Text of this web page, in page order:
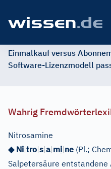
Einmalkauf versus
Software-Lizenzmodell
Wahrig
Nitrosamine
◆ Ni|tro|s|a|mi|ne 〈Pl.;
Salpetersäure entstandene